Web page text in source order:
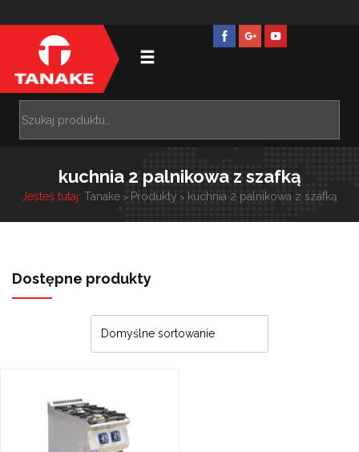
kuchnia 2 palnikowa z szafką
Jesteś tutaj: Tanake > Produkty > kuchnia 2 palnikowa z szafką
Dostępne produkty